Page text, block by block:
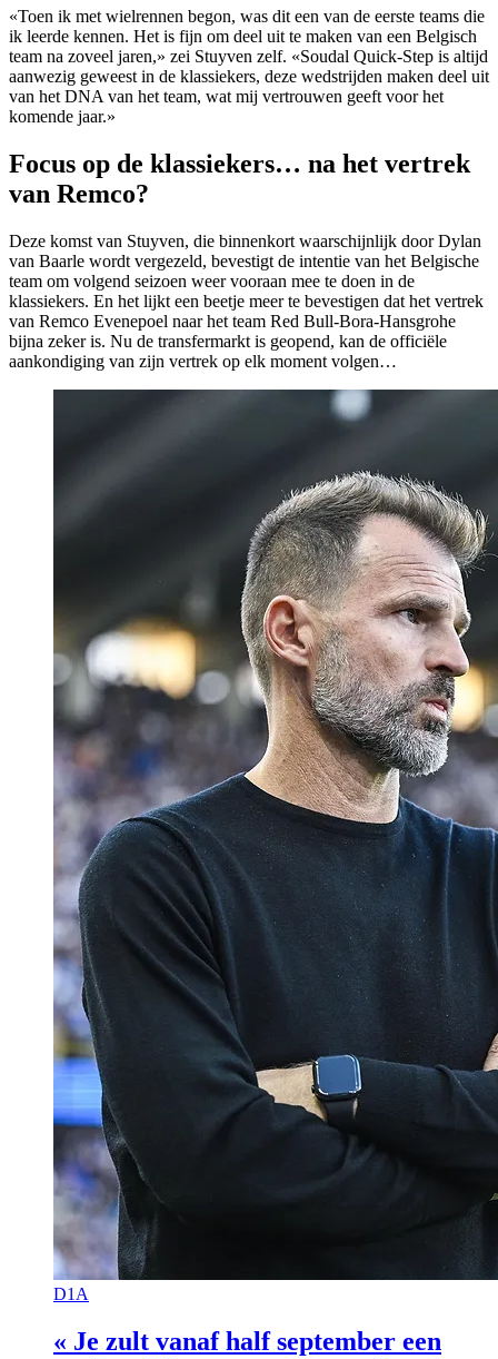
«Toen ik met wielrennen begon, was dit een van de eerste teams die
ik leerde kennen. Het is fijn om deel uit te maken van een Belgisch
team na zoveel jaren,» zei Stuyven zelf. «Soudal Quick-Step is altijd
aanwezig geweest in de klassiekers, deze wedstrijden maken deel uit
van het DNA van het team, wat mij vertrouwen geeft voor het
komende jaar.»
Focus op de klassiekers… na het vertrek
van Remco?
Deze komst van Stuyven, die binnenkort waarschijnlijk door Dylan
van Baarle wordt vergezeld, bevestigt de intentie van het Belgische
team om volgend seizoen weer vooraan mee te doen in de
klassiekers. En het lijkt een beetje meer te bevestigen dat het vertrek
van Remco Evenepoel naar het team Red Bull-Bora-Hansgrohe
bijna zeker is. Nu de transfermarkt is geopend, kan de officiële
aankondiging van zijn vertrek op elk moment volgen…
D1A
« Je zult vanaf half september een